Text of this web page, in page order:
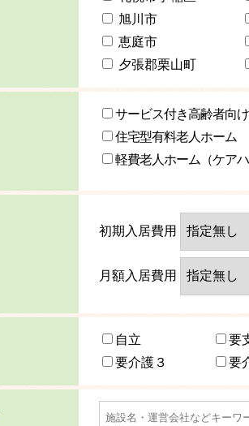
旭川市
恵庭市
夕張郡栗山町
サービス付き高齢者向
住宅型有料老人ホーム
軽費老人ホーム（ケアハ
初期入居費用
月額入居費用
自立 要
要介護３
要